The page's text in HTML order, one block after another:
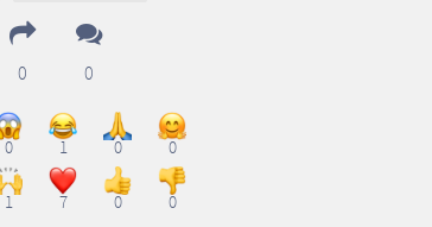
0 0
0 1 0 0
1 7 0 0